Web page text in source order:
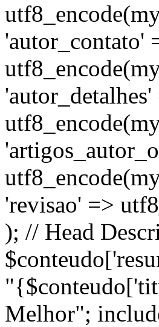
'autor_contato'
'autor_detalhes'
'revisao' =>
); // Head
Melhor";